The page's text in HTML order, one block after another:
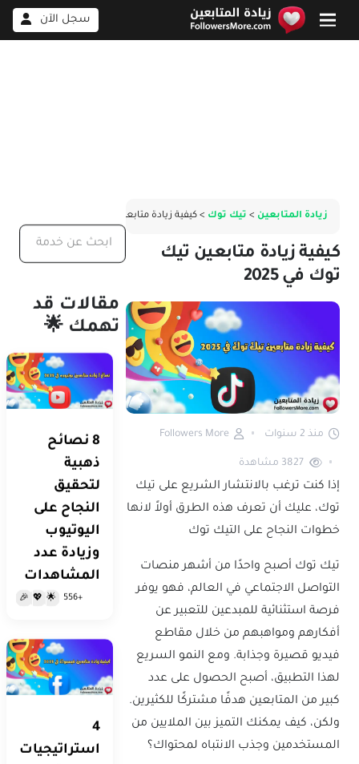
سجل الآن
زيادة المتابعين > تيك توك > كيفية زيادة متابعين تيك توك في 2025
كيفية زيادة متابعين تيك
توك في 2025
منذ 2 سنوات
مشاهدة
إذا كنت ترغب بالانتشار الشريع على تيك
توك، عليك أن تعرف هذه الطرق أولاً لانها
خطوات النجاح على التيك توك
تيك توك أصبح واحدًا من أشهر منصات
التواصل الاجتماعي في العالم، فهو يوفر
فرصة استثنائية للمبدعين للتعبير عن
أفكارهم ومواهبهم من خلال مقاطع
فيديو قصيرة وجذابة. ومع النمو السريع
لهذا التطبيق، أصبح الحصول على عدد
كبير من المتابعين هدفًا مشتركًا للكثيرين.
ولكن، كيف يمكنك التميز بين الملايين من
المستخدمين وجذب الانتباه لمحتواك؟
مقالات قد
تهمك 🌟
8 نصائح
ذهبية
لتحقيق
النجاح على
اليوتيوب
وزيادة عدد
المشاهدات
+556
🌟
💖
🎉
4
استراتيجيات